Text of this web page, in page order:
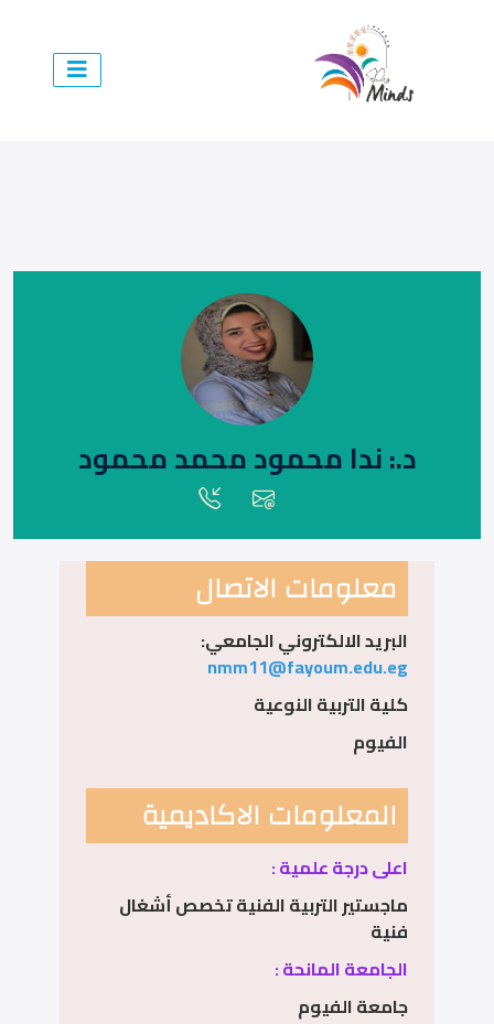
د.: ندا محمود محمد محمود
معلومات الاتصال
البريد الالكتروني الجامعي:
nmm11@fayoum.edu.eg
كلية التربية النوعية
الفيوم
المعلومات الاكاديمية
اعلى درجة علمية :
ماجستير التربية الفنية تخصص أشغال
فنية
الجامعة المانحة :
جامعة الفيوم